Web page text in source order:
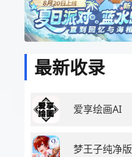
最新收录
爱享绘画AI
梦王子纯净版